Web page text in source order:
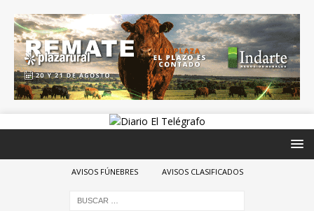
AVISOS FÚNEBRES AVISOS CLASIFICADOS